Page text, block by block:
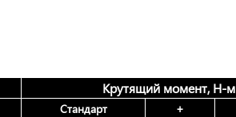
Крутящий момент, Н-м
Стандарт +